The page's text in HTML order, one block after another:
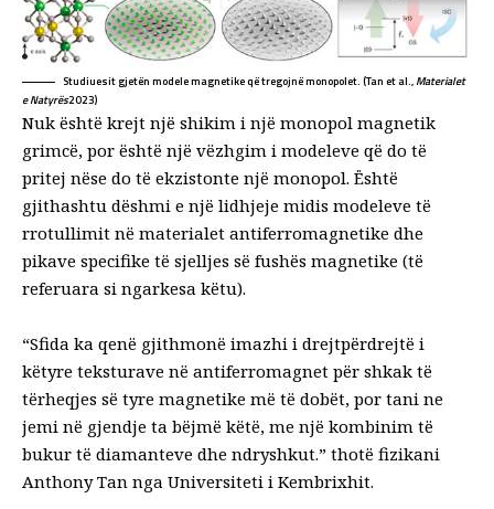
Studiuesit gjetën modele magnetike që tregojnë monopolet. (Tan et al., Materialet
e Natyrës2023)
Nuk është krejt një shikim i një monopol magnetik
grimcë, por është një vëzhgim i modeleve që do të
pritej nëse do të ekzistonte një monopol. Është
gjithashtu dëshmi e një lidhjeje midis modeleve të
rrotullimit në materialet antiferromagnetike dhe
pikave specifike të sjelljes së fushës magnetike (të
referuara si ngarkesa këtu).
“Sfida ka qenë gjithmonë imazhi i drejtpërdrejtë i
këtyre teksturave në antiferromagnet për shkak të
tërheqjes së tyre magnetike më të dobët, por tani ne
jemi në gjendje ta bëjmë këtë, me një kombinim të
bukur të diamanteve dhe ndryshkut.” thotë fizikani
Anthony Tan nga Universiteti i Kembrixhit.